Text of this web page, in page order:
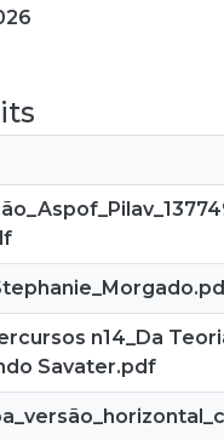
n14_Da
Savater.pdf